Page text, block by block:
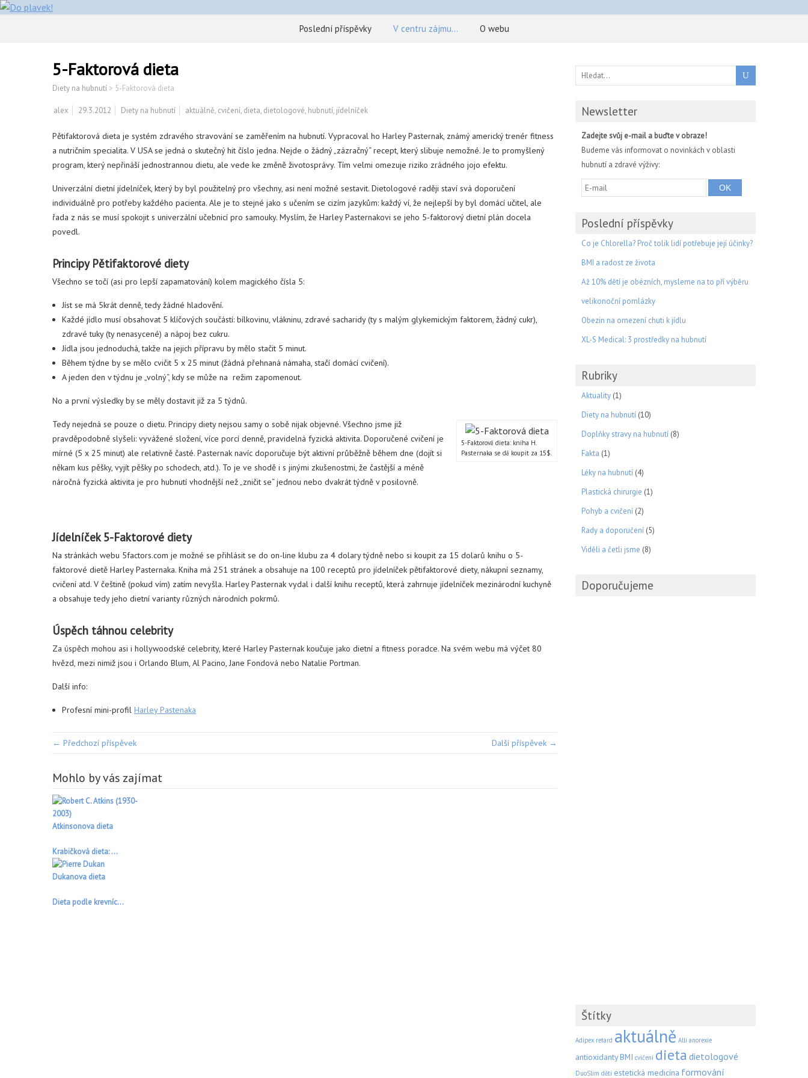
Poslední příspěvky V centru zájmu… O webu
5-Faktorová dieta
Diety na hubnutí > 5-Faktorová dieta
alex 29.3.2012 Diety na hubnutí aktuálně, cvičení, dieta, dietologové, hubnutí, jídelníček
Pětifaktorová dieta je systém zdravého stravování se zaměřením na hubnutí. Vypracoval ho Harley Pasternak, známý americký trenér fitness
a nutričním specialita. V USA se jedná o skutečný hit číslo jedna. Nejde o žádný „zázračný“ recept, který slibuje nemožné. Je to promyšlený
program, který nepřináší jednostrannou dietu, ale vede ke změně životosprávy. Tím velmi omezuje riziko zrádného jojo efektu.
Univerzální dietní jídelníček, který by byl použitelný pro všechny, asi není možné sestavit. Dietologové raději staví svá doporučení
individuálně pro potřeby každého pacienta. Ale je to stejné jako s učením se cizím jazykům: každý ví, že nejlepší by byl domácí učitel, ale
řada z nás se musí spokojit s univerzální učebnicí pro samouky. Myslím, že Harley Pasternakovi se jeho 5-faktorový dietní plán docela
povedl.
Principy Pětifaktorové diety
Všechno se točí (asi pro lepší zapamatování) kolem magického čísla 5:
Jíst se má 5krát denně, tedy žádné hladovění.
Každé jídlo musí obsahovat 5 klíčových součástí: bílkovinu, vlákninu, zdravé sacharidy (ty s malým glykemickým faktorem, žádný cukr),
zdravé tuky (ty nenasycené) a nápoj bez cukru.
Jídla jsou jednoduchá, takže na jejich přípravu by mělo stačit 5 minut.
Během týdne by se mělo cvičit 5 x 25 minut (žádná přehnaná námaha, stačí domácí cvičení).
A jeden den v týdnu je „volný“, kdy se může na režim zapomenout.
No a první výsledky by se měly dostavit již za 5 týdnů.
5-Faktorová dieta: kniha H.
Pasternaka se dá koupit za 15$.
Tedy nejedná se pouze o dietu. Principy diety nejsou samy o sobě nijak objevné. Všechno jsme již
pravděpodobně slyšeli: vyvážené složení, více porcí denně, pravidelná fyzická aktivita. Doporučené cvičení je
mírné (5 x 25 minut) ale relativně časté. Pasternak navíc doporučuje být aktivní průběžně během dne (dojít si
někam kus pěšky, vyjít pěšky po schodech, atd.). To je ve shodě i s jinými zkušenostmi, že častější a méně
náročná fyzická aktivita je pro hubnutí vhodnější než „zničit se“ jednou nebo dvakrát týdně v posilovně.
Jídelníček 5-Faktorové diety
Na stránkách webu 5factors.com je možné se přihlásit se do on-line klubu za 4 dolary týdně nebo si koupit za 15 dolarů knihu o 5-
faktorové dietě Harley Pasternaka. Kniha má 251 stránek a obsahuje na 100 receptů pro jídelníček pětifaktorové diety, nákupní seznamy,
cvičení atd. V češtině (pokud vím) zatím nevyšla. Harley Pasternak vydal i další knihu receptů, která zahrnuje jídelníček mezinárodní kuchyně
a obsahuje tedy jeho dietní varianty různých národních pokrmů.
Úspěch táhnou celebrity
Za úspěch mohou asi i hollywoodské celebrity, které Harley Pasternak koučuje jako dietní a fitness poradce. Na svém webu má výčet 80
hvězd, mezi nimiž jsou i Orlando Blum, Al Pacino, Jane Fondová nebo Natalie Portman.
Další info:
Profesní mini-profil Harley Pastenaka
← Předchozí příspěvek Další příspěvek →
Mohlo by vás zajímat
Atkinsonova dieta
Krabičková dieta: ...
Dukanova dieta
Dieta podle krevníc...
Newsletter
Zadejte svůj e-mail a buďte v obraze!
Budeme vás informovat o novinkách v oblasti
hubnutí a zdravé výživy:
Poslední příspěvky
Co je Chlorella? Proč tolik lidí potřebuje její účinky?
BMI a radost ze života
Až 10% dětí je obézních, mysleme na to pří výběru
velikonoční pomlázky
Obezin na omezení chuti k jídlu
XL-S Medical: 3 prostředky na hubnutí
Rubriky
Aktuality (1)
Diety na hubnutí (10)
Doplňky stravy na hubnutí (8)
Fakta (1)
Léky na hubnutí (4)
Plastická chirurgie (1)
Pohyb a cvičení (2)
Rady a doporučení (5)
Viděli a četli jsme (8)
Doporučujeme
Štítky
Adipex retard aktuálně Alli anorexie
antioxidantyBMI cvičení dieta dietologové
DuoSlim děti estetická medicína formování